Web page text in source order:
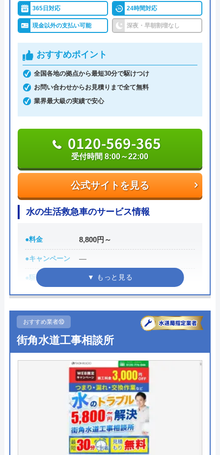
す。依頼する際には、公式ホームページから事前に
確認しておくとよいでしょう。
系列電器店や大手家電量販店では難しい「お手頃価
格」を提供し、設置・交換も技術力の高いスタッフ
が対応してくれるなど高品質なサービスを受けられ
るのが大きな特徴です。
公式サイトを見る
0120-54-8419
アトム電器チェーンの基本情報
運営会社 株式会社アトムチェーン本部
創業・設立 1989年11月設立
所在地
西、中国、四国、九州各都道府県
アトム電器チェーンのクチコミ
2.4（5件のクチコミ）
※クチコミの内容について
しげやん
8 か月前
365日対応 24時間対応
現金以外の支払い可能 深夜・早朝割増なし
おすすめポイント
全国各地の拠点から最短30分で駆けつけ
お問い合わせからお見積りまで全て無料
業界最大級の実績で安心
公式サイトを見る
0120-569-365
受付時間 8:00～22:00
水の生活救急車のサービス情報
●料金 8,800円～
●キャンペーン ―
●駆けつけ時間 最短30分
●受付時間 8:00-22:00
●定休日
●出張見積もり 出張見積もり無料
●支払い方法 現金、クレジットカード
施工対応数240万件以上
―
詳細は公式HPでご確認ください
水の生活救急車がおすすめの理由
おすすめ業者⑩
街角水道工事相談所